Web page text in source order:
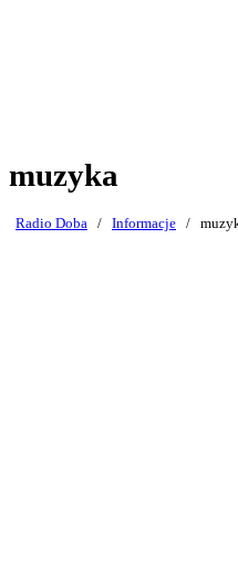
muzyka
Radio Doba / Informacje /